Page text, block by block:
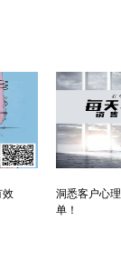
效
洞悉客户心
单！